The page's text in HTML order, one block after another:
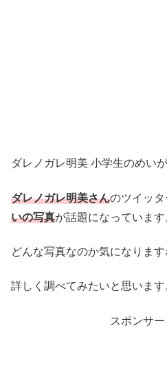
ダレノガレ明美 小学生のめい
ダレノガレ明美さんのツイッ
いの写真が話題になっています
どんな写真なのか気になります
詳しく調べてみたいと思います
スポンサー